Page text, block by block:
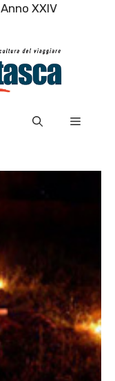
XXIV
Menu